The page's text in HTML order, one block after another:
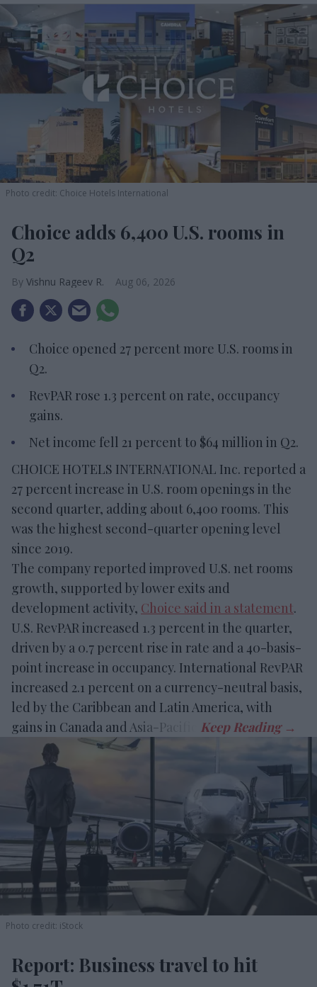
Photo credit: Choice Hotels International
Choice adds 6,400 U.S. rooms in
Q2
Vishnu Rageev R. Aug 06, 2026
Choice opened 27 percent more U.S. rooms in
Q2.
RevPAR rose 1.3 percent on rate, occupancy
gains.
Net income fell 21 percent to $64 million in Q2.
CHOICE HOTELS INTERNATIONAL Inc. reported a
27 percent increase in U.S. room openings in the
second quarter, adding about 6,400 rooms. This
was the highest second-quarter opening level
since 2019.
The company reported improved U.S. net rooms
growth, supported by lower exits and
development activity, Choice said in a statement.
U.S. RevPAR increased 1.3 percent in the quarter,
driven by a 0.7 percent rise in rate and a 40-basis-
point increase in occupancy. International RevPAR
increased 2.1 percent on a currency-neutral basis,
led by the Caribbean and Latin America, with
gains in Canada and Asia-Pacific.
Photo credit: iStock
Report: Business travel to hit